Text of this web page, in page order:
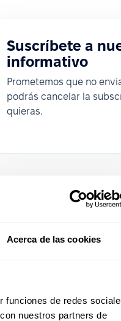
Acerca de las cookies
funciones de redes
nuestros partners de
Suscríbete a
informativo
Prometemos que no
podrás cancelar la
quieras.